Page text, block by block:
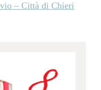
– Città di Chieri